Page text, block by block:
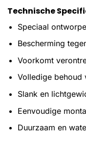
Technische
Speciaal
Bescherming
Voorkomt
Volledige behoud
Slank en
Eenvoudige
Duurzaam en